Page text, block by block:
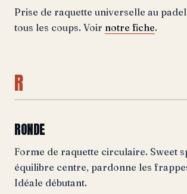
Prise de raquette universelle au
tous les coups. Voir notre fiche.
R
RONDE
Forme de raquette circulaire. Sweet
équilibre centre, pardonne les
Idéale débutant.